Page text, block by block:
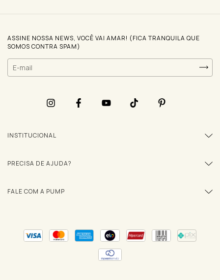
ASSINE NOSSA NEWS, VOCÊ VAI AMAR! (FICA TRANQUILA QUE
SOMOS CONTRA SPAM)
INSTITUCIONAL
PRECISA DE AJUDA?
FALE COM A PUMP